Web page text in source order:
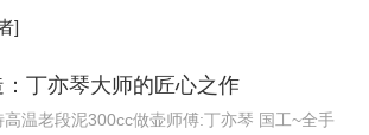
]
丁亦琴大师的匠心之作
高温老段泥300cc做壶师傅:丁亦琴 国工~全手